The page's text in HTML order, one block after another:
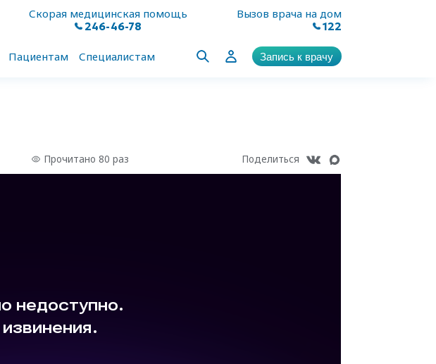
Скорая медицинская помощь
246-46-78
Вызов врача на дом
122
Пациентам Специалистам Запись к врачу
Прочитано 80 раз Поделиться